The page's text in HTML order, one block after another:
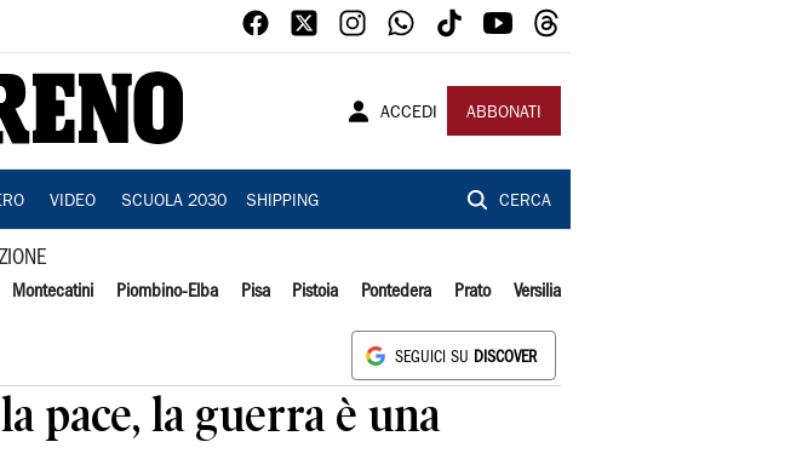
ACCEDI ABBONATI
VIDEO SCUOLA 2030 SHIPPING CERCA
Montecatini Piombino-Elba Pisa Pistoia Pontedera Prato Versilia
SEGUICI SU DISCOVER
pace, la guerra è una